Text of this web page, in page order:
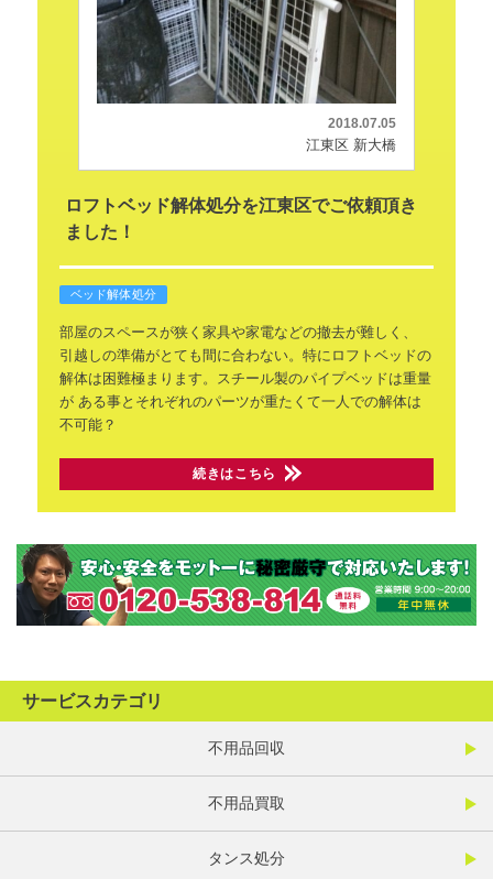
2018.07.05
江東区 新大橋
ロフトベッド解体処分を江東区でご依頼頂き
ました！
ベッド解体処分
部屋のスペースが狭く家具や家電などの撤去が難しく、
引越しの準備がとても間に合わない。特にロフトベッドの
解体は困難極まります。スチール製のパイプベッドは重量
がある事とそれぞれのパーツが重たくて一人での解体は
不可能？
続きはこちら
サービスカテゴリ
不用品回収
不用品買取
タンス処分